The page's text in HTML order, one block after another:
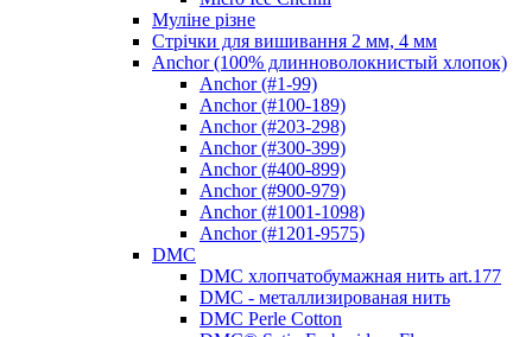
Муліне різне
Стрічки для вишивання 2 мм, 4 мм
Anchor (100% длинноволокнистый хлопок)
Anchor (#1-99)
Anchor (#100-189)
Anchor (#203-298)
Anchor (#300-399)
Anchor (#400-899)
Anchor (#900-979)
Anchor (#1001-1098)
Anchor (#1201-9575)
DMC
DMC хлопчатобумажная нить art.177
DMC - металлизированая нить
DMC Perle Cotton